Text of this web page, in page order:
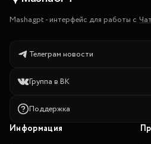
Mashagpt - интерфейс для работы с
Телеграм новости
Группа в ВК
Поддержка
Информация